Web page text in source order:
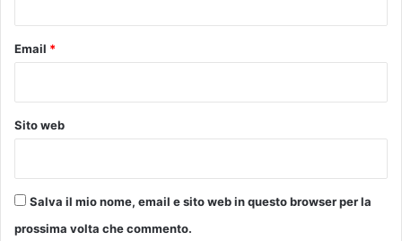
Email *
Sito web
Salva il mio nome, email e sito web in questo browser per la
prossima volta che commento.